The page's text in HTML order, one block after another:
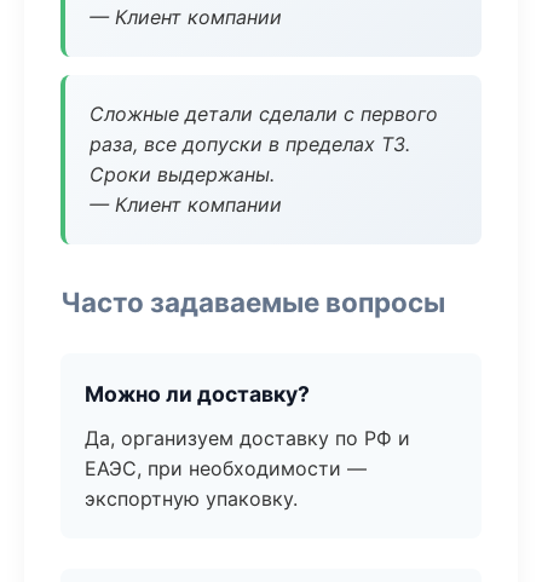
— Клиент компании
Сложные детали сделали с первого
раза, все допуски в пределах ТЗ.
Сроки выдержаны.
— Клиент компании
Часто задаваемые вопросы
Можно ли доставку?
Да, организуем доставку по РФ и
ЕАЭС, при необходимости —
экспортную упаковку.